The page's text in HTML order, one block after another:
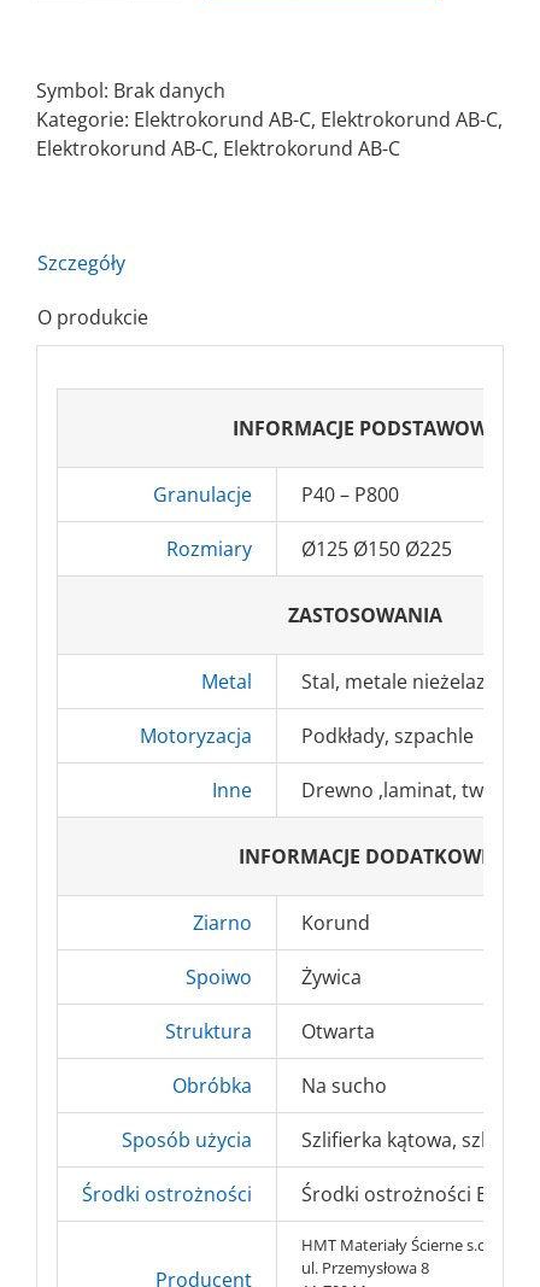
ścierny
na
rzep
Symbol: Brak danych
Kategorie: Elektrokorund AB-C, Elektrokorund AB-C,
Elektrokorund AB-C, Elektrokorund AB-C
Szczegóły
O produkcie
INFORMACJE PODSTAWOWE
Granulacje P40 – P800
Rozmiary Ø125 Ø150 Ø225
ZASTOSOWANIA
Metal Stal, metale nieżelazne
Motoryzacja Podkłady, szpachle
Inne Drewno ,laminat,
INFORMACJE DODATKOWE
Ziarno Korund
Spoiwo Żywica
Struktura Otwarta
Obróbka Na sucho
Sposób użycia Szlifierka kątowa,
Środki ostrożności Środki ostrożności BHP
Producent
HMT Materiały Ścierne s.c.
ul. Przemysłowa 8